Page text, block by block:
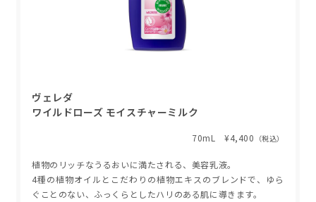
ヴェレダ
ワイルドローズ モイスチャーミルク
70mL ¥4,400 （税込）
植物のリッチなうるおいに満たされる、美容乳液。
4種の植物オイルとこだわりの植物エキスのブレンドで、ゆら
ぐことのない、ふっくらとしたハリのある肌に導きます。